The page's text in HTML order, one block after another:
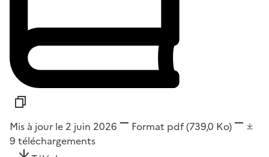
Mis à jour le 2 juin 2026 Format pdf(739,0 Ko)
9 téléchargements